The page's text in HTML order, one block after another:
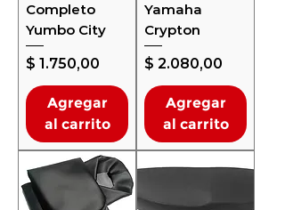
Completo
Yumbo City
Precio
$ 1.750,00
Agregar
al carrito
Yamaha
Crypton
Precio
$ 2.080,00
Agregar
al carrito